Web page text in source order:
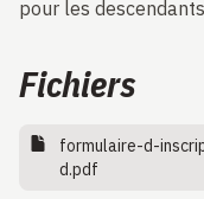
pour les
Fichiers
formulaire-d-
d.pdf